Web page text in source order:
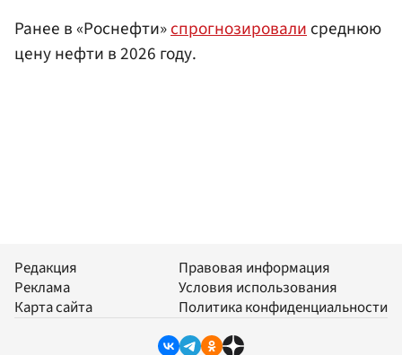
Ранее в «Роснефти»спрогнозировалисреднюю
цену нефти в 2026 году.
Редакция
Реклама
Карта сайта
Правовая информация
Условия использования
Политика конфиденциальности